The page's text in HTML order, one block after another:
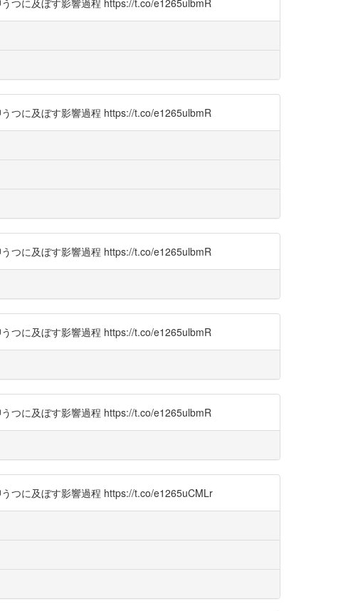
つに及ぼす影響過程 https://t.co/e1265ulbmR
つに及ぼす影響過程 https://t.co/e1265ulbmR
つに及ぼす影響過程 https://t.co/e1265ulbmR
つに及ぼす影響過程 https://t.co/e1265ulbmR
つに及ぼす影響過程 https://t.co/e1265ulbmR
つに及ぼす影響過程 https://t.co/e1265uCMLr